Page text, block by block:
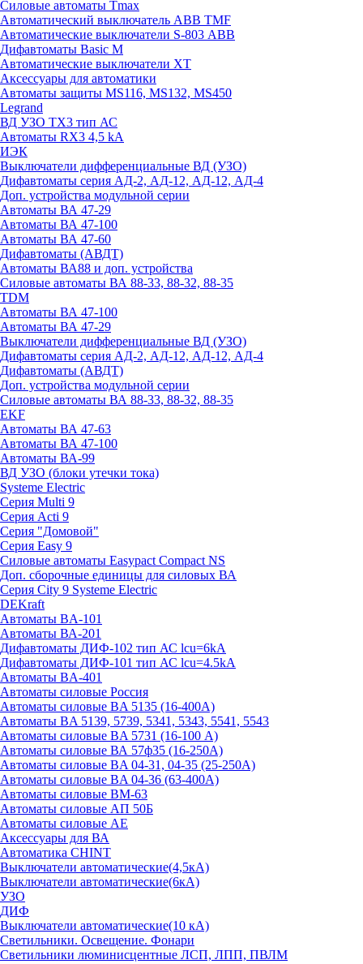
Силовые автоматы Tmax
Автоматический выключатель ABB TMF
Автоматические выключатели S-803 АВВ
Дифавтоматы Basic M
Автоматические выключатели XT
Аксессуары для автоматики
Автоматы защиты MS116, MS132, MS450
Legrand
ВД УЗО TX3 тип АС
Автоматы RX3 4,5 kA
ИЭК
Выключатели дифференциальные ВД (УЗО)
Дифавтоматы серия АД-2, АД-12, АД-12, АД-4
Доп. устройства модульной серии
Автоматы ВА 47-29
Автоматы ВА 47-100
Автоматы ВА 47-60
Дифавтоматы (АВДТ)
Автоматы ВА88 и доп. устройства
Силовые автоматы ВА 88-33, 88-32, 88-35
TDM
Автоматы ВА 47-100
Автоматы ВА 47-29
Выключатели дифференциальные ВД (УЗО)
Дифавтоматы серия АД-2, АД-12, АД-12, АД-4
Дифавтоматы (АВДТ)
Доп. устройства модульной серии
Силовые автоматы ВА 88-33, 88-32, 88-35
EKF
Автоматы ВА 47-63
Автоматы ВА 47-100
Автоматы ВА-99
ВД УЗО (блоки утечки тока)
Systeme Electric
Серия Multi 9
Серия Acti 9
Серия "Домовой"
Серия Easy 9
Силовые автоматы Easypact Compact NS
Доп. сборочные единицы для силовых ВА
Серия City 9 Systeme Electric
DEKraft
Автоматы BA-101
Автоматы ВА-201
Дифавтоматы ДИФ-102 тип АС lcu=6kA
Дифавтоматы ДИФ-101 тип АС lcu=4.5kA
Автоматы BA-401
Автоматы силовые Россия
Автоматы силовые BA 5135 (16-400А)
Автоматы BA 5139, 5739, 5341, 5343, 5541, 5543
Автоматы силовые BA 5731 (16-100 А)
Автоматы силовые ВА 57ф35 (16-250А)
Автоматы силовые BA 04-31, 04-35 (25-250А)
Автоматы силовые BA 04-36 (63-400А)
Автоматы силовые ВМ-63
Автоматы силовые АП 50Б
Автоматы силовые АЕ
Аксессуары для ВА
Автоматика CHINT
Выключатели автоматические(4,5кА)
Выключатели автоматические(6кА)
УЗО
ДИФ
Выключатели автоматические(10 кА)
Светильники. Освещение. Фонари
Светильники люминисцентные ЛСП, ЛПП, ПВЛМ